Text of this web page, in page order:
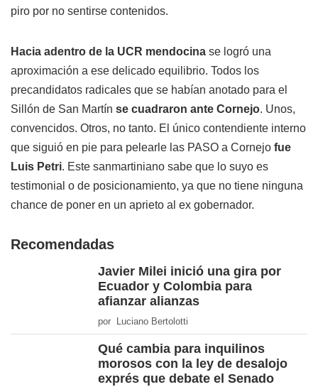
piro por no sentirse contenidos.
Hacia adentro de la UCR mendocina se logró una
aproximación a ese delicado equilibrio. Todos los
precandidatos radicales que se habían anotado para el
Sillón de San Martín se cuadraron ante Cornejo. Unos,
convencidos. Otros, no tanto. El único contendiente interno
que siguió en pie para pelearle las PASO a Cornejo fue
Luis Petri. Este sanmartiniano sabe que lo suyo es
testimonial o de posicionamiento, ya que no tiene ninguna
chance de poner en un aprieto al ex gobernador.
Recomendadas
Javier Milei inició una gira por
Ecuador y Colombia para
afianzar alianzas
por Luciano Bertolotti
Qué cambia para inquilinos
morosos con la ley de desalojo
exprés que debate el Senado